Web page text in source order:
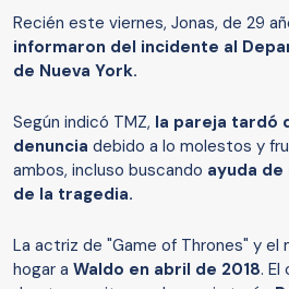
Recién este viernes, Jonas, de 29
informaron del incidente al
de Nueva York.
Según indicó TMZ, la pareja tardó
denuncia debido a lo molestos y
ambos, incluso buscando ayuda
de la tragedia.
La actriz de "Game of Thrones" y el
hogar a Waldo en abril de 2018. El